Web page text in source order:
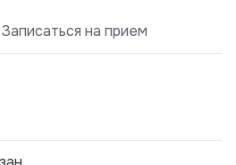
Записаться на прием